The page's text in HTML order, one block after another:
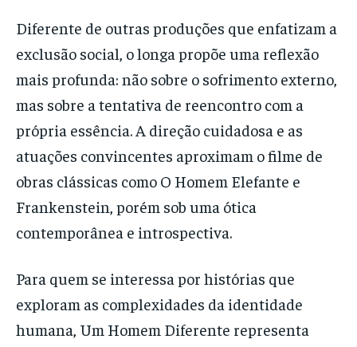
Diferente de outras produções que enfatizam a
exclusão social, o longa propõe uma reflexão
mais profunda: não sobre o sofrimento externo,
mas sobre a tentativa de reencontro com a
própria essência. A direção cuidadosa e as
atuações convincentes aproximam o filme de
obras clássicas como O Homem Elefante e
Frankenstein, porém sob uma ótica
contemporânea e introspectiva.
Para quem se interessa por histórias que
exploram as complexidades da identidade
humana, Um Homem Diferente representa